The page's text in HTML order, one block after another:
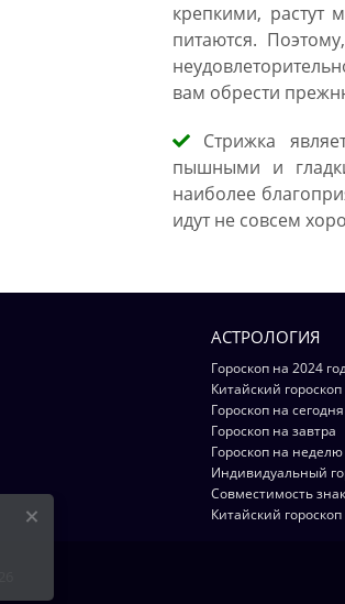
крепкими, растут
питаются.
вам обрести
Стрижка
пышными и
наиболее
идут не совсем
АСТРОЛОГИЯ
Гороскоп на 2024
Китайский гороскоп
Гороскоп на сегодня
Гороскоп на завтра
Гороскоп на неделю
Индивидуальный
Совместимость
Китайский гороскоп